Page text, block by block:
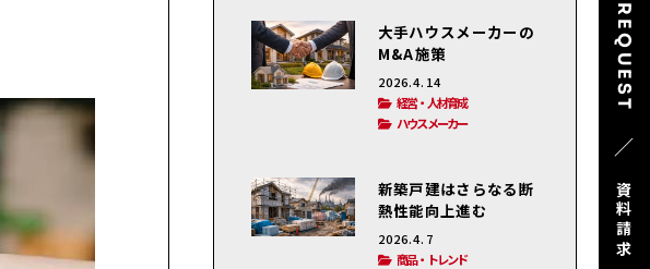
REQUEST
／
資料請求
大手ハウスメーカーの
M&A施策
2026.4.14
経営・人材育成
ハウスメーカー
新築戸建はさらなる断
熱性能向上進む
2026.4.7
商品・トレンド